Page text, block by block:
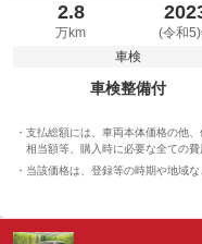
2.8
万km (令和
車検
車検整備付
支払総額には、車両本体価格の他
相当額等、購入時に必要な全ての費
当該価格は、登録等の時期や地域